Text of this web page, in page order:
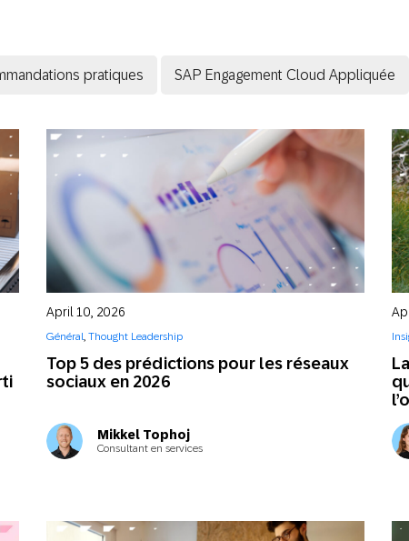
pratiques SAP Engagement Cloud Appliquée
Top 5 des prédictions pour les réseaux
sociaux en 2026
April 10, 2026
Général, Thought Leadership
Mikkel Tophoj
Consultant en services